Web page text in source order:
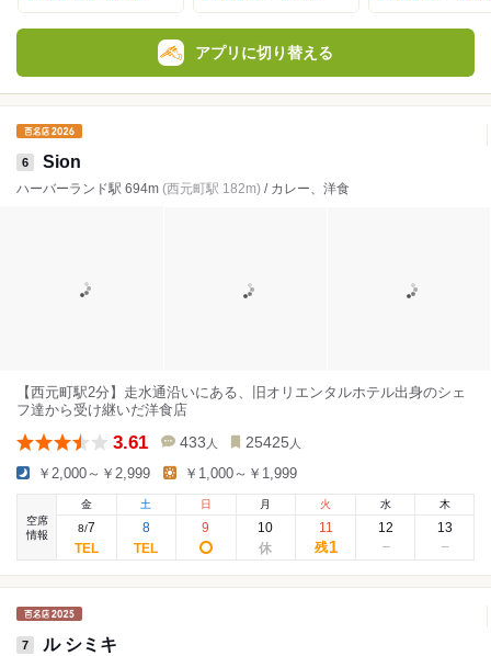
アプリに切り替える
6 Sion
ハーバーランド駅 694m (西元町駅 182m) / カレー、洋食
【西元町駅2分】走水通沿いにある、旧オリエンタルホテル出身のシェ
フ達から受け継いだ洋食店
3.61 433 人 25425 人
￥2,000～￥2,999 ￥1,000～￥1,999
空席
情報
金
8/7
土
8
日
9
月
10
火
11
残1
水
12
木
13
7 ル シミキ